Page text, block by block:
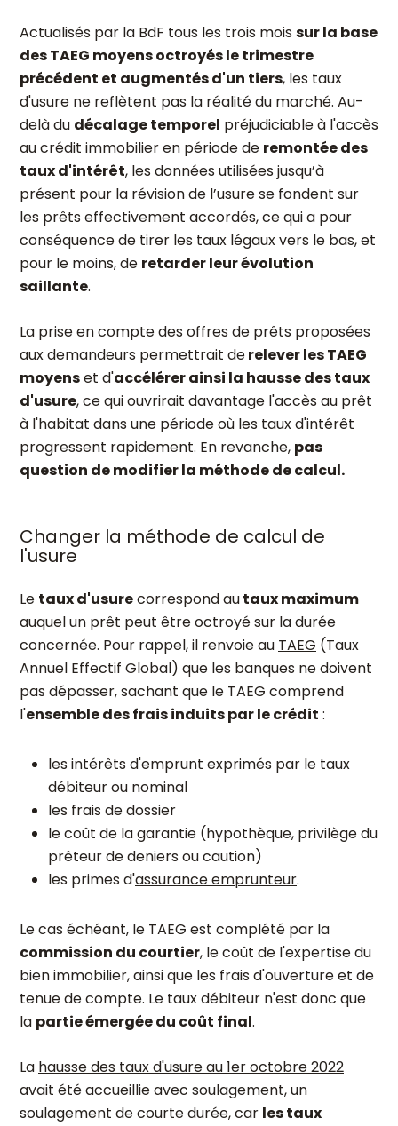
Actualisés par la BdF tous les trois moissur la base
des TAEG moyens octroyés le trimestre
précédent et augmentés d'un tiers, les taux
d'usure ne reflètent pas la réalité du marché. Au-
delà du décalage temporel préjudiciable à l'accès
au crédit immobilier en période de remontée des
taux d'intérêt, les données utilisées jusqu’à
présent pour la révision de l’usure se fondent sur
les prêts effectivement accordés, ce qui a pour
conséquence de tirer les taux légaux vers le bas, et
pour le moins, de retarder leur évolution
saillante.
La prise en compte des offres de prêts proposées
aux demandeurs permettrait derelever les TAEG
moyenset d'accélérer ainsi la hausse des taux
d'usure, ce qui ouvrirait davantage l'accès au prêt
à l'habitat dans une période où les taux d'intérêt
progressent rapidement. En revanche, pas
question de modifier la méthode de calcul.
Changer la méthode de calcul de
l'usure
Le taux d'usurecorrespond autaux maximum
auquel un prêt peut être octroyé sur la durée
concernée. Pour rappel, il renvoie au TAEG (Taux
Annuel Effectif Global) que les banques ne doivent
pas dépasser, sachant que le TAEG comprend
l'ensemble des frais induits par le crédit :
les intérêts d'emprunt exprimés par le taux
débiteur ou nominal
les frais de dossier
le coût de la garantie (hypothèque, privilège du
prêteur de deniers ou caution)
les primes d'assurance emprunteur.
Le cas échéant, le TAEG est complété par la
commission du courtier, le coût de l'expertise du
bien immobilier, ainsi que les frais d'ouverture et de
tenue de compte. Le taux débiteur n'est donc que
la partie émergée du coût final.
La hausse des taux d'usure au 1er octobre 2022
avait été accueillie avec soulagement, un
soulagement de courte durée, car les taux